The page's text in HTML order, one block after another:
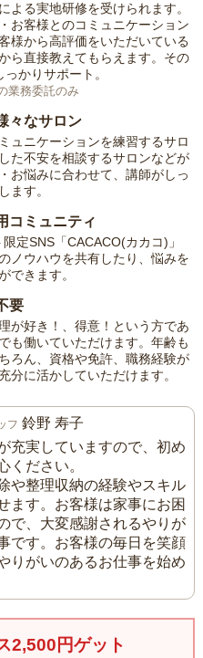
よる実地研修を受けられます。
お客様とのコミュニケーション
様から高評価をいただいている
ら直接教えてもらえます。その
かりサポート。
業務委託のみ
々なサロン
ュニケーションを練習するサロ
た不安を相談するサロンなどが
お悩みに合わせて、講師がしっ
ます。
コミュニティ
定SNS「CACACO(カカコ)」
ノウハウを共有したり、悩みを
できます。
要
が好き！、得意！という方であ
も働いていただけます。年齢も
ろん、資格や免許、職務経験が
分に活かしていただけます。
フ 鈴野 寿子
充実していますので、初め
ください。
や整理収納の経験やスキル
ます。お客様は家事にお困
で、大変感謝されるやりが
です。お客様の毎日を笑顔
りがいのあるお仕事を始め
2,500円ゲット